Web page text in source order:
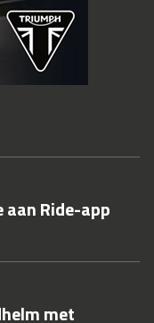
aan Ride-app
met